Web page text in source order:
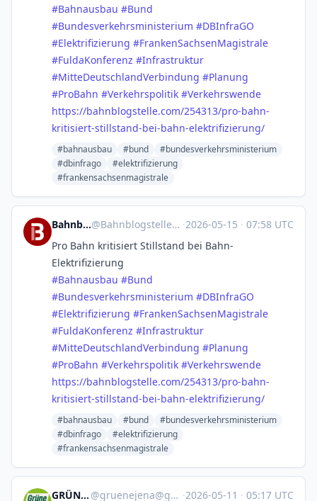
#Bahnausbau #Bund
#Bundesverkehrsministerium #DBInfraGO
#Elektrifizierung #FrankenSachsenMagistrale
#FuldaKonferenz #Infrastruktur
#MitteDeutschlandVerbindung #Planung
#ProBahn #Verkehrspolitik #Verkehrswende
https://bahnblogstelle.com/254313/pro-bahn-
kritisiert-stillstand-bei-bahn-elektrifizierung/
#bahnausbau #bund
#bundesverkehrsministerium
#dbinfrago
#elektrifizierung
#frankensachsenmagistrale
Bahnblogstelle@Bahnblogstelle@mastodon.social ·2026-05-15 · 07:58 UTC
Pro Bahn kritisiert Stillstand bei Bahn-
Elektrifizierung
#Bahnausbau #Bund
#Bundesverkehrsministerium #DBInfraGO
#Elektrifizierung #FrankenSachsenMagistrale
#FuldaKonferenz #Infrastruktur
#MitteDeutschlandVerbindung #Planung
#ProBahn #Verkehrspolitik #Verkehrswende
https://bahnblogstelle.com/254313/pro-bahn-
kritisiert-stillstand-bei-bahn-elektrifizierung/
#bahnausbau #bund
#bundesverkehrsministerium
#dbinfrago
#elektrifizierung
#frankensachsenmagistrale
GRÜNE Jena @gruenejena@gruene.social ·2026-05-11 · 05:17 UTC